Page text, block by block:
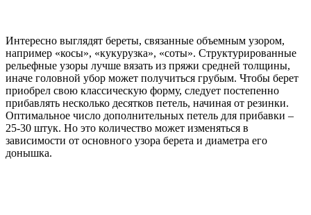
Интересно выглядят береты, связанные объемным узором,
например «косы», «кукурузка», «соты». Структурированные
рельефные узоры лучше вязать из пряжи средней толщины,
иначе головной убор может получиться грубым. Чтобы берет
приобрел свою классическую форму, следует постепенно
прибавлять несколько десятков петель, начиная от резинки.
Оптимальное число дополнительных петель для прибавки –
25-30 штук. Но это количество может изменяться в
зависимости от основного узора берета и диаметра его
донышка.